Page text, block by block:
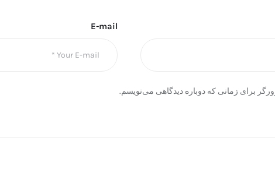
E-mail
برای زمانی که دوباره دیدگاهی می‌نویسم.